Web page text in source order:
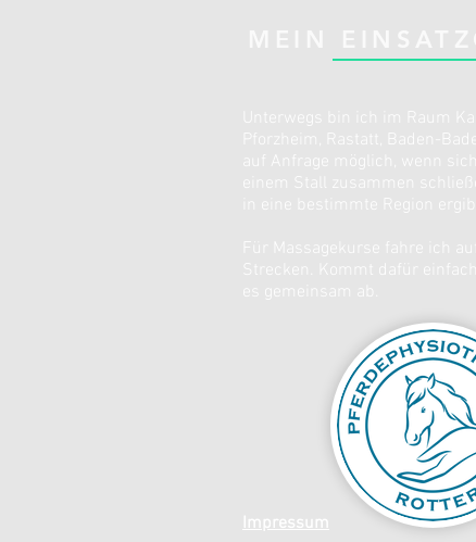
Unterwegs bin ich im Raum
Pforzheim, Rastatt, Baden-
auf Anfrage möglich, wenn
einem Stall zusammen
Für Massagekurse fahre ich
Strecken. Kommt dafür
Impressum